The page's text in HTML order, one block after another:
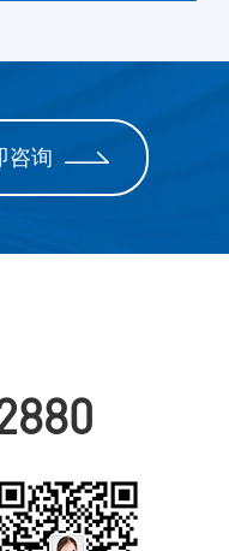
咨询